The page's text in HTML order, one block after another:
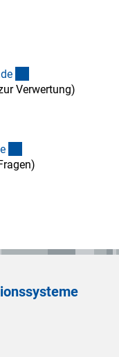
e
Verwertung)
e